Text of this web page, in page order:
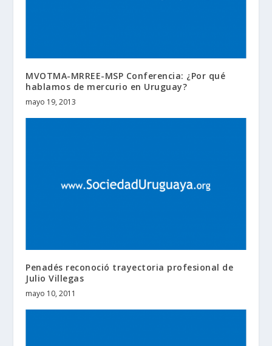
MVOTMA-MRREE-MSP Conferencia: ¿Por qué
hablamos de mercurio en Uruguay?
mayo 19, 2013
Penadés reconoció trayectoria profesional de
Julio Villegas
mayo 10, 2011